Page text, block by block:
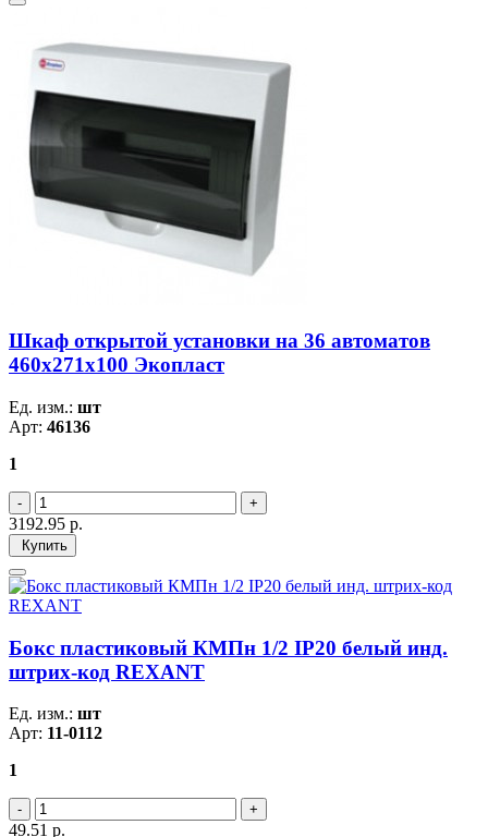
Шкаф открытой установки на 36 автоматов
460х271х100 Экопласт
Ед. изм.: шт
Арт: 46136
1
3192.95 р.
Купить
Бокс пластиковый КМПн 1/2 IP20 белый инд.
штрих-код REXANT
Ед. изм.: шт
Арт: 11-0112
1
49.51 р.